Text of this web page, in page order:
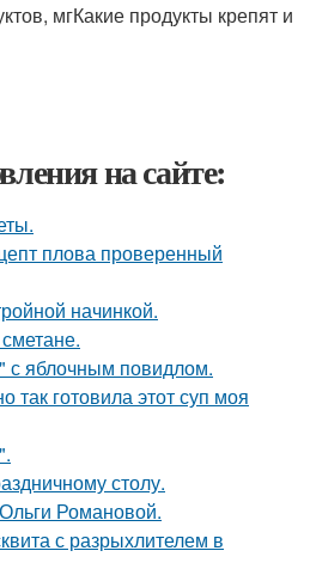
мгКакие продукты крепят и
на сайте:
плова проверенный
начинкой.
яблочным повидлом.
так готовила этот суп моя
столу.
Романовой.
с разрыхлителем в